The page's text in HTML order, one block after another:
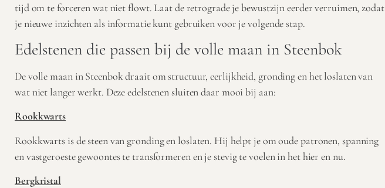
tijd om te forceren wat niet flowt. Laat de retrograde je bewustzijn eerder verruimen, zodat
je nieuwe inzichten als informatie kunt gebruiken voor je volgende stap.
Edelstenen die passen bij de volle maan in Steenbok
De volle maan in Steenbok draait om structuur, eerlijkheid, gronding en het loslaten van
wat niet langer werkt. Deze edelstenen sluiten daar mooi bij aan:
Rookkwarts
Rookkwarts is de steen van gronding en loslaten. Hij helpt je om oude patronen, spanning
en vastgeroeste gewoontes te transformeren en je stevig te voelen in het hier en nu.
Bergkristal